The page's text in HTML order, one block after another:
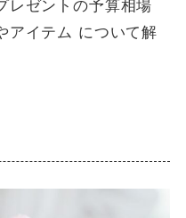
レゼントの予算相場
アイテム について解